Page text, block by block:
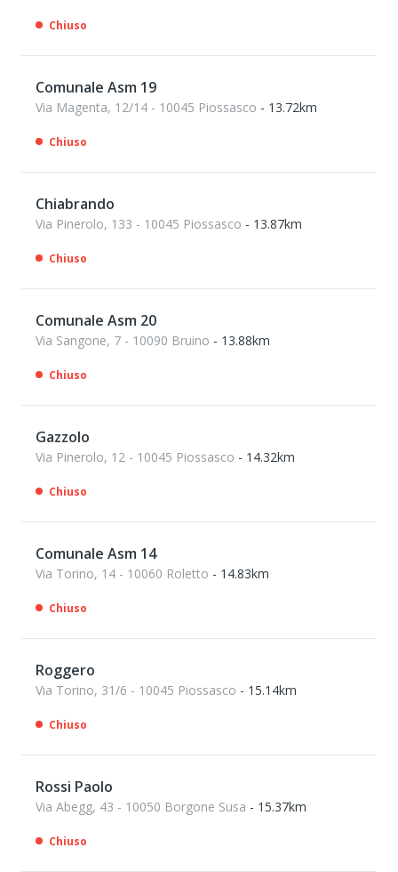
Chiuso
Comunale Asm 19
Via Magenta, 12/14 - 10045 Piossasco - 13.72km
Chiuso
Chiabrando
Via Pinerolo, 133 - 10045 Piossasco - 13.87km
Chiuso
Comunale Asm 20
Via Sangone, 7 - 10090 Bruino - 13.88km
Chiuso
Gazzolo
Via Pinerolo, 12 - 10045 Piossasco - 14.32km
Chiuso
Comunale Asm 14
Via Torino, 14 - 10060 Roletto - 14.83km
Chiuso
Roggero
Via Torino, 31/6 - 10045 Piossasco - 15.14km
Chiuso
Rossi Paolo
Via Abegg, 43 - 10050 Borgone Susa - 15.37km
Chiuso